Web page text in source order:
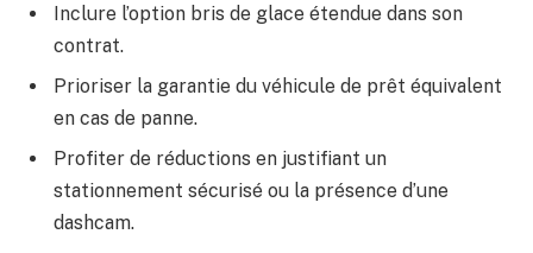
Inclure l’option bris de glace étendue dans son
contrat.
Prioriser la garantie du véhicule de prêt équivalent
en cas de panne.
Profiter de réductions en justifiant un
stationnement sécurisé ou la présence d’une
dashcam.